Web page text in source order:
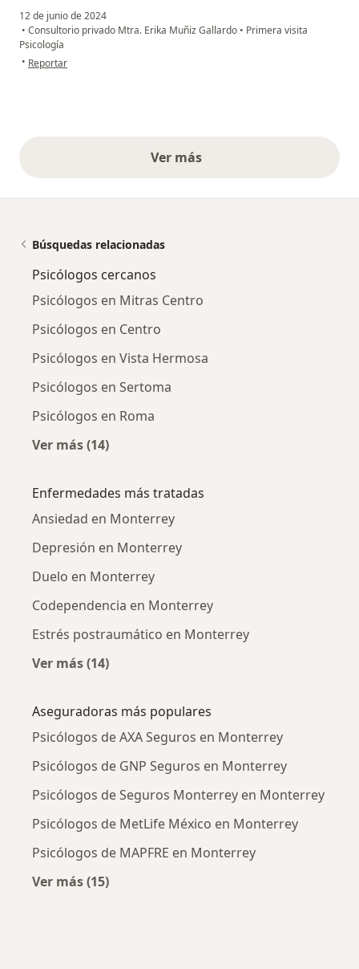
12 de junio de 2024
• Consultorio privado Mtra. Erika Muñiz Gallardo • Primera visita
Psicología
• en opinión del usuario Kmch
Reportar
Ver másopiniones anteriores
Búsquedas relacionadas
Psicólogos cercanos
Psicólogos en Mitras Centro
Psicólogos en Centro
Psicólogos en Vista Hermosa
Psicólogos en Sertoma
Psicólogos en Roma
Ver más (14)
Enfermedades más tratadas
Ansiedad en Monterrey
Depresión en Monterrey
Duelo en Monterrey
Codependencia en Monterrey
Estrés postraumático en Monterrey
Ver más (14)
Aseguradoras más populares
Psicólogos de AXA Seguros en Monterrey
Psicólogos de GNP Seguros en Monterrey
Psicólogos de Seguros Monterrey en Monterrey
Psicólogos de MetLife México en Monterrey
Psicólogos de MAPFRE en Monterrey
Ver más (15)